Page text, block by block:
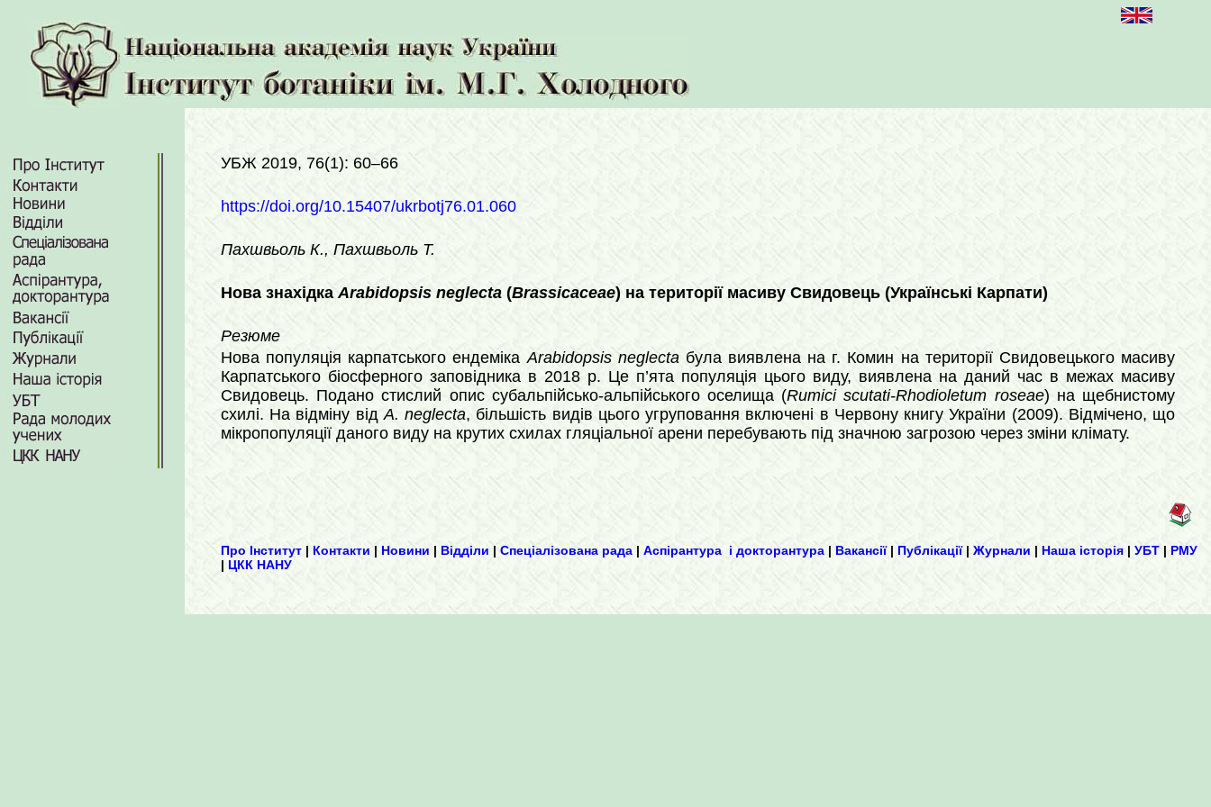
УБЖ 2019, 76(1): 60–66
https://doi.org/10.15407/ukrbotj76.01.060
Пахшвьоль К., Пахшвьоль Т.
Нова знахідкаArabidopsis neglecta (Brassicaceae) на території масиву Свидовець (Українські Карпати)
Резюме
Нова популяція карпатського ендемікаArabidopsis neglectaбула виявлена на г. Комин на території Свидовецького масиву
Карпатського біосферного заповідника в 2018 р. Це п’ята популяція цього виду, виявлена на даний час в межах масиву
Свидовець. Подано стислий опис субальпійсько-альпійського оселища (Rumici scutati-Rhodioletum roseae) на щебнистому
схилі. На відміну відA. neglecta, більшість видів цього угруповання включені в Червону книгу України (2009). Відмічено, що
мікропопуляції даного виду на крутих схилах гляціальної арени перебувають під значною загрозою через зміни клімату.
Про Інститут | Контакти | Новини | Відділи |Спеціалізована рада | Аспірантура і докторантура | Вакансії| Публікації| Журнали | Наша історія | УБТ | РМУ
| ЦКК НАНУ